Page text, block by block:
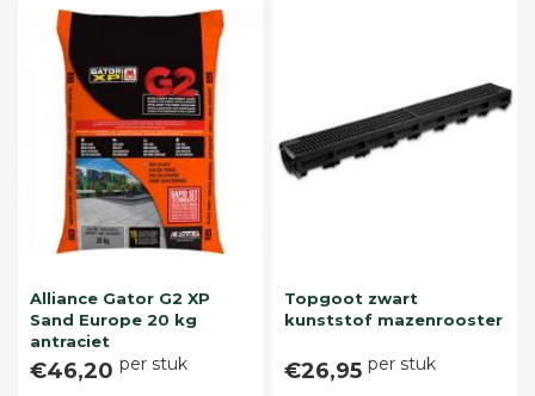
Alliance Gator G2 XP
Sand Europe 20 kg
antraciet
€46,20 per stuk
Topgoot zwart
kunststof mazenrooster
€26,95 per stuk